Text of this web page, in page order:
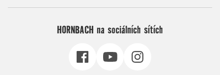
HORNBACH na sociálních sítích